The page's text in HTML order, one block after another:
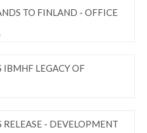
TO FINLAND - OFFICE
IBMHF LEGACY OF
RELEASE - DEVELOPMENT